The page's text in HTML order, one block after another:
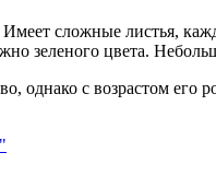
сложные листья,
зеленого цвета.
с возрастом его